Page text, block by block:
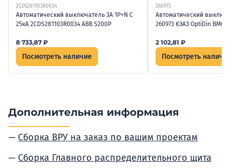
2CDS281103R0034
Автоматический выключатель 3А 1P+N C
25кА 2CDS281103R0034 ABB S200P
8 733,87 ₽
Посмотреть наличие
260973
Автоматический
260973 КЭАЗ OptiDin BM63
2 102,81 ₽
Посмотреть
Дополнительная информация
Сборка ВРУ на заказ по вашим проектам
Сборка Главного распределительного щита